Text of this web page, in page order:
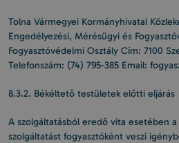
Tolna Vármegyei Kormányhivatal
Engedélyezési, Mérésügyi és
Fogyasztóvédelmi Osztály Cím: 7100
Telefonszám: (74) 795-385 Email:
8.3.2. Békéltető testületek előtti eljárás
A szolgáltatásból eredő vita esetében
szolgáltatást fogyasztóként veszi